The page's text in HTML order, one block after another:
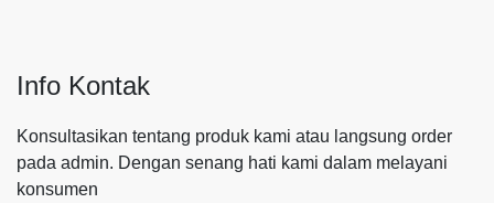
Info Kontak
Konsultasikan tentang produk kami atau langsung order
pada admin. Dengan senang hati kami dalam melayani
konsumen